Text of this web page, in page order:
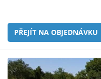
PŘEJÍT NA OBJEDNÁVKU